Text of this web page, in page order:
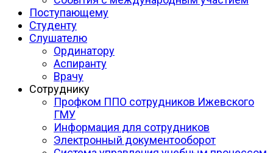
Поступающему
Студенту
Слушателю
Ординатору
Аспиранту
Врачу
Сотруднику
Профком ППО сотрудников Ижевского
ГМУ
Информация для сотрудников
Электронный документооборот